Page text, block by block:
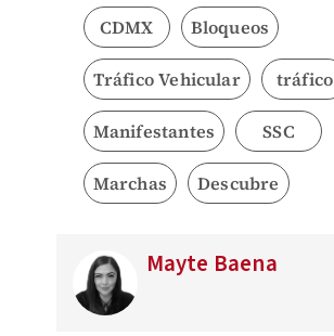
CDMX Bloqueos
Tráfico Vehicular tráfico
Manifestantes SSC
Marchas Descubre
Mayte Baena